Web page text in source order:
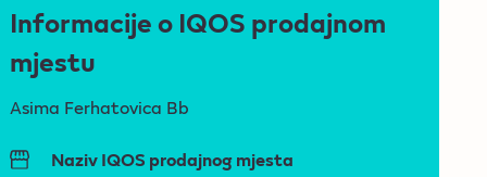
Informacije o IQOS prodajnom
mjestu
Asima Ferhatovica Bb
Naziv IQOS prodajnog mjesta